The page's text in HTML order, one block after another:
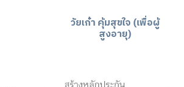
วัยเก๋า คุ้มสุขใจ (เพื่อผู้
สูงอายุ)